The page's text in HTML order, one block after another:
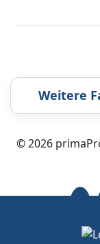
Weitere
Airbrush
© 2026